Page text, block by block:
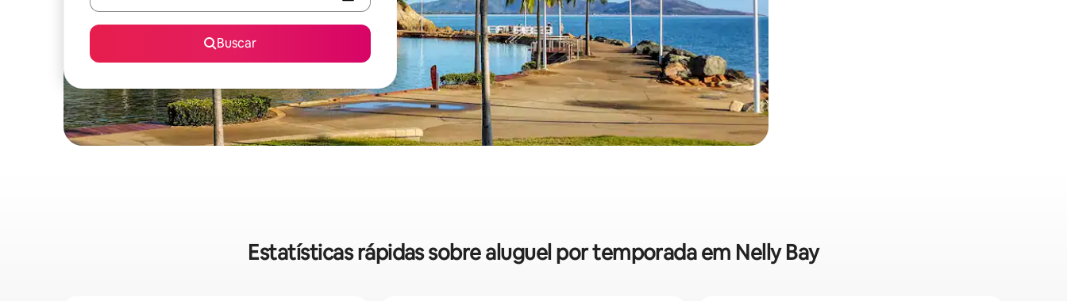
Buscar
Estatísticas rápidas sobre aluguel por temporada em Nelly Bay